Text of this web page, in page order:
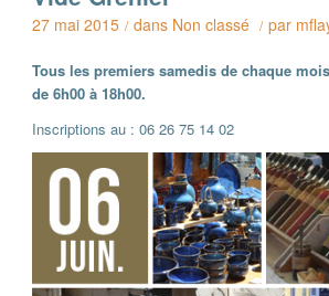
27 mai 2015 / dans Non classé / par
Tous les premiers samedis de chaque
de 6h00 à 18h00.
Inscriptions au : 06 26 75 14 02